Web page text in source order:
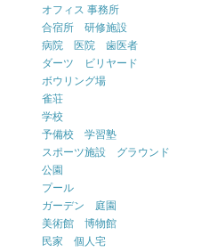
オフィス 事務所
合宿所 研修施設
病院 医院 歯医者
ダーツ ビリヤード
ボウリング場
雀荘
学校
予備校 学習塾
スポーツ施設 グラウンド
公園
プール
ガーデン 庭園
美術館 博物館
民家 個人宅